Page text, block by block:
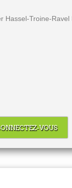
Troine-
VOUS